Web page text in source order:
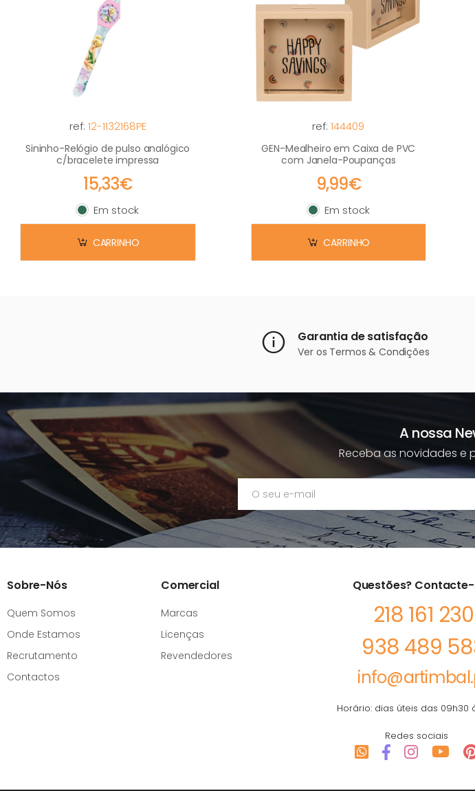
ref: 12-1132168PE
Sininho-Relógio de pulso analógico
c/bracelete impressa
15,33€
Em stock
Em stock
CARRINHO
ref:144409
GEN-Mealheiro em Caixa de PVC
com Janela-Poupanças
9,99€
Em stock
Em stock
CARRINHO
Garantia de satisfação
Ver os Termos & Condições
A nossa
Receba as novidades e
Sobre-Nós
Quem Somos
Onde Estamos
Recrutamento
Contactos
Comercial
Marcas
Licenças
Revendedores
Questões?
218 161 230
938 489
Horário: dias úteis das 09h30
Redes sociais